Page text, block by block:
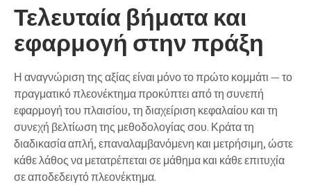
Τελευταία βήματα και
εφαρμογή στην πράξη
Η αναγνώριση της αξίας είναι μόνο το πρώτο κομμάτι — το
πραγματικό πλεονέκτημα προκύπτει από τη συνεπή
εφαρμογή του πλαισίου, τη διαχείριση κεφαλαίου και τη
συνεχή βελτίωση της μεθοδολογίας σου. Κράτα τη
διαδικασία απλή, επαναλαμβανόμενη και μετρήσιμη, ώστε
κάθε λάθος να μετατρέπεται σε μάθημα και κάθε επιτυχία
σε αποδεδειγτό πλεονέκτημα.